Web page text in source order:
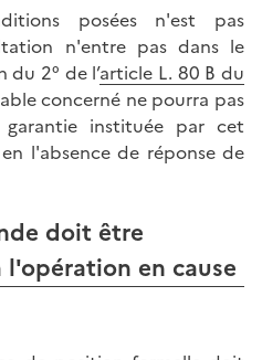
posées n'est pas
n'entre pas dans le
2° de l’article L. 80 B du
concerné ne pourra pas
instituée par cet
l'absence de réponse de
doit être
l'opération en cause